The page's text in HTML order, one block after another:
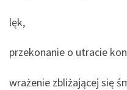
lęk,
przekonanie o utracie
wrażenie zbliżającej się